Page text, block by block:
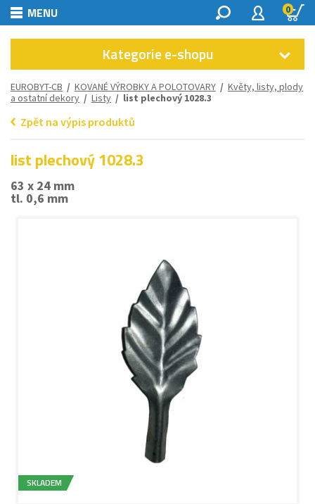
MENU 0
Kategorie e-shopu
EUROBYT-CB / KOVANÉ VÝROBKY A POLOTOVARY / Květy, listy, plody
a ostatní dekory / Listy / list plechový 1028.3
Zpět na výpis produktů
list plechový 1028.3
63 x 24 mm
tl. 0,6 mm
SKLADEM